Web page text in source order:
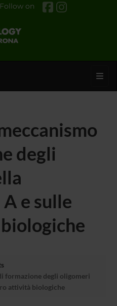
Follow on
degli
e sulle
formazione degli oligomeri
attività biologiche